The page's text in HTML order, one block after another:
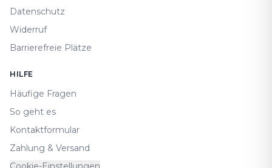
Datenschutz
Widerruf
Barrierefreie Plätze
HILFE
Häufige Fragen
So geht es
Kontaktformular
Zahlung & Versand